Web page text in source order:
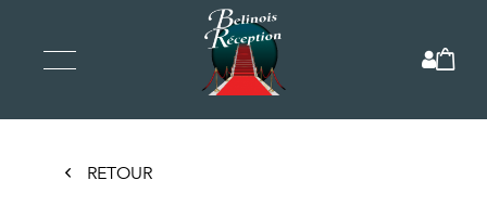
RETOUR